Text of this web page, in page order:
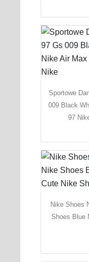
Sportowe
009 Black
97
Nike Shoes
Shoes Blue